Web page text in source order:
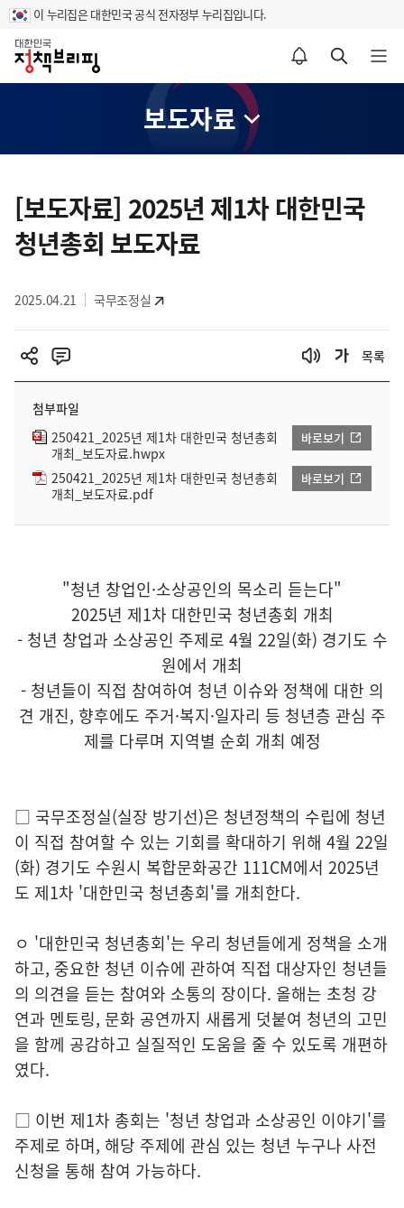
이 누리집은 대한민국 공식 전자정부 누리집입니다.
홈
알림설정 바로가기 검색 바로가기 메뉴 열기
보도자료
텐
츠
영
[보도자료] 2025년 제1차 대한민국
청년총회 보도자료
2025.04.21 국무조정실
목록
첨부파일
250421_2025년 제1차 대한민국 청년총회
개최_보도자료.hwpx
바로보기
250421_2025년 제1차 대한민국 청년총회
개최_보도자료.pdf
바로보기
"청년 창업인·소상공인의 목소리 듣는다"
2025년 제1차 대한민국 청년총회 개최
- 청년 창업과 소상공인 주제로 4월 22일(화) 경기도 수
원에서 개최
- 청년들이 직접 참여하여 청년 이슈와 정책에 대한 의
견 개진, 향후에도 주거·복지·일자리 등 청년층 관심 주
제를 다루며 지역별 순회 개최 예정
□ 국무조정실(실장 방기선)은 청년정책의 수립에 청년
이 직접 참여할 수 있는 기회를 확대하기 위해 4월 22일
(화) 경기도 수원시 복합문화공간 111CM에서 2025년
도 제1차 '대한민국 청년총회'를 개최한다.
ㅇ '대한민국 청년총회'는 우리 청년들에게 정책을 소개
하고, 중요한 청년 이슈에 관하여 직접 대상자인 청년들
의 의견을 듣는 참여와 소통의 장이다. 올해는 초청 강
연과 멘토링, 문화 공연까지 새롭게 덧붙여 청년의 고민
을 함께 공감하고 실질적인 도움을 줄 수 있도록 개편하
였다.
□ 이번 제1차 총회는 '청년 창업과 소상공인 이야기'를
주제로 하며, 해당 주제에 관심 있는 청년 누구나 사전
신청을 통해 참여 가능하다.